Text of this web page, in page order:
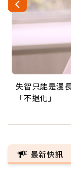
失智只能是漫
「不退化」
來自剛果的巧
的家，我連作
63歲卸矽谷副
丑」走進安養
104歲打破金
手，分享長壽
事業巔峰他選
巨蛋！連CNN
最新快訊